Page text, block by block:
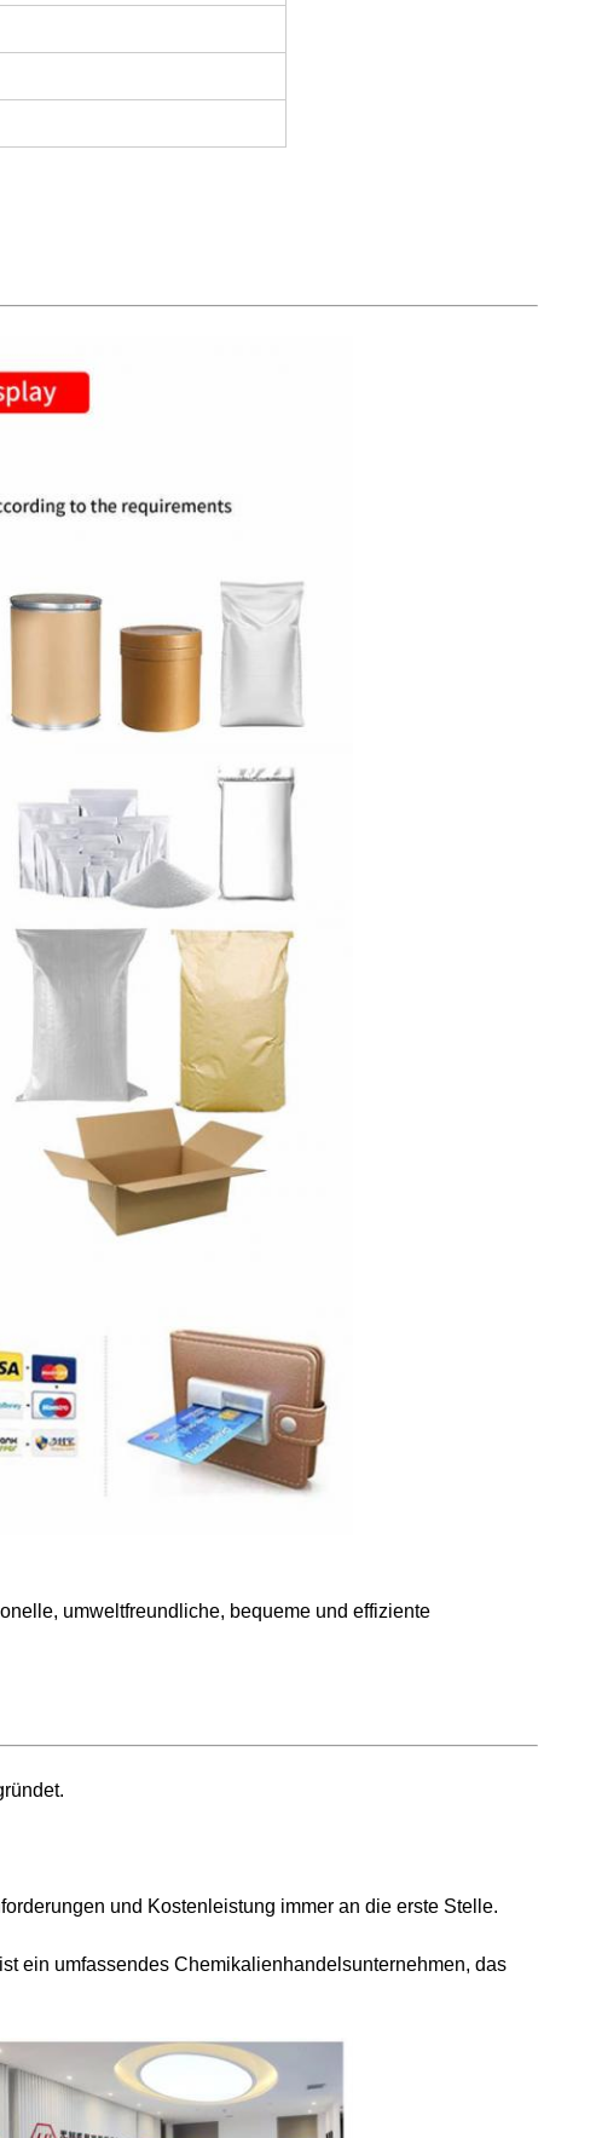
umweltfreundliche, bequeme und effiziente
und Kostenleistung immer an die erste Stelle.
ein umfassendes Chemikalienhandelsunternehmen, das